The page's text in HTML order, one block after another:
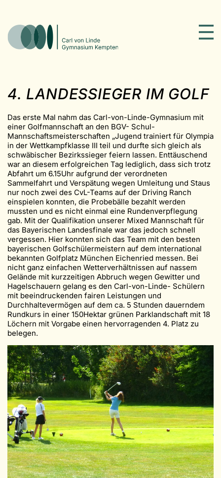
4. LANDESSIEGER IM GOLF
Das erste Mal nahm das Carl-von-Linde-Gymnasium mit
einer Golfmannschaft an den BGV- Schul-
Mannschaftsmeisterschaften „Jugend trainiert für Olympia
in der Wettkampfklasse III teil und durfte sich gleich als
schwäbischer Bezirkssieger feiern lassen. Enttäuschend
war an diesem erfolgreichen Tag lediglich, dass sich trotz
Abfahrt um 6.15Uhr aufgrund der verordneten
Sammelfahrt und Verspätung wegen Umleitung und Staus
nur noch zwei des CvL-Teams auf der Driving Ranch
einspielen konnten, die Probebälle bezahlt werden
mussten und es nicht einmal eine Rundenverpflegung
gab. Mit der Qualifikation unserer Mixed Mannschaft für
das Bayerischen Landesfinale war das jedoch schnell
vergessen. Hier konnten sich das Team mit den besten
bayerischen Golfschülermeistern auf dem international
bekannten Golfplatz München Eichenried messen. Bei
nicht ganz einfachen Wetterverhältnissen auf nassem
Gelände mit kurzzeitigen Abbruch wegen Gewitter und
Hagelschauern gelang es den Carl-von-Linde- Schülern
mit beeindruckenden fairen Leistungen und
Durchhaltevermögen auf dem ca. 5 Stunden dauerndem
Rundkurs in einer 150Hektar grünen Parklandschaft mit 18
Löchern mit Vorgabe einen hervorragenden 4. Platz zu
belegen.